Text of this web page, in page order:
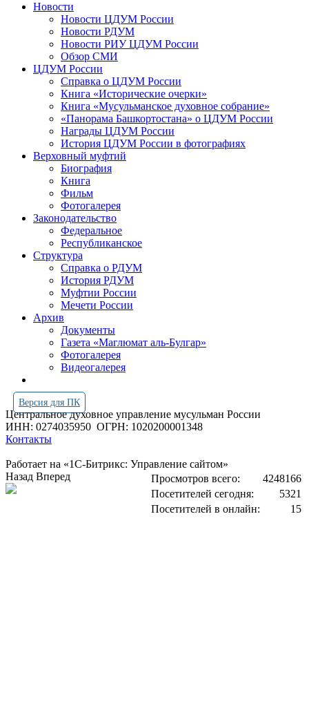
Новости
Новости ЦДУМ России
Новости РДУМ
Новости РИУ ЦДУМ России
Обзор СМИ
ЦДУМ России
Справка о ЦДУМ России
Книга «Исторические очерки»
Книга «Мусульманское духовное собрание»
«Панорама Башкортостана» о ЦДУМ России
Награды ЦДУМ России
История ЦДУМ России в фотографиях
Верховный муфтий
Биография
Книга
Фильм
Фотогалерея
Законодательство
Федеральное
Республиканское
Структура
Справка о РДУМ
История РДУМ
Муфтии России
Мечети России
Архив
Документы
Газета «Маглюмат аль-Булгар»
Фотогалерея
Видеогалерея
Версия для ПК
Центральное духовное управление мусульман России
ИНН: 0274035950 ОГРН: 1020200001348
Контакты
Работает на «1С-Битрикс: Управление сайтом»
Просмотров всего:
4248166
Посетителей сегодня:
5321
Посетителей в онлайн:
15
Назад Вперед